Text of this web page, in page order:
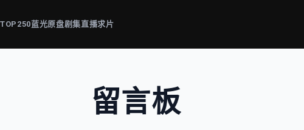
TOP250蓝光原盘剧集直播求片
留言板